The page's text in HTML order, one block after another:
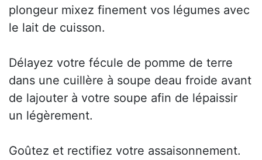
plongeur mixez finement vos légumes avec
le lait de cuisson.
Délayez votre fécule de pomme de terre
dans une cuillère à soupe deau froide avant
de lajouter à votre soupe afin de lépaissir
un légèrement.
Goûtez et rectifiez votre assaisonnement.